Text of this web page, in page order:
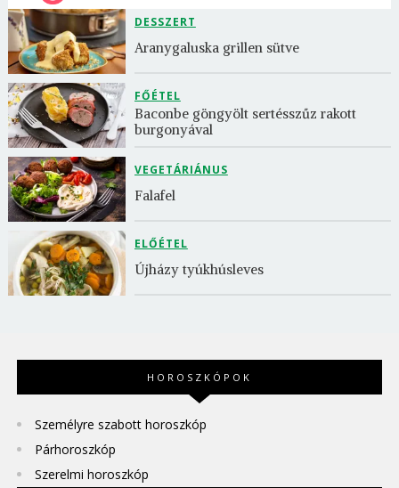
DESSZERT
Aranygaluska grillen sütve
FŐÉTEL
Baconbe göngyölt sertésszűz rakott
burgonyával
VEGETÁRIÁNUS
Falafel
ELŐÉTEL
Újházy tyúkhúsleves
HOROSZKÓPOK
Személyre szabott horoszkóp
Párhoroszkóp
Szerelmi horoszkóp